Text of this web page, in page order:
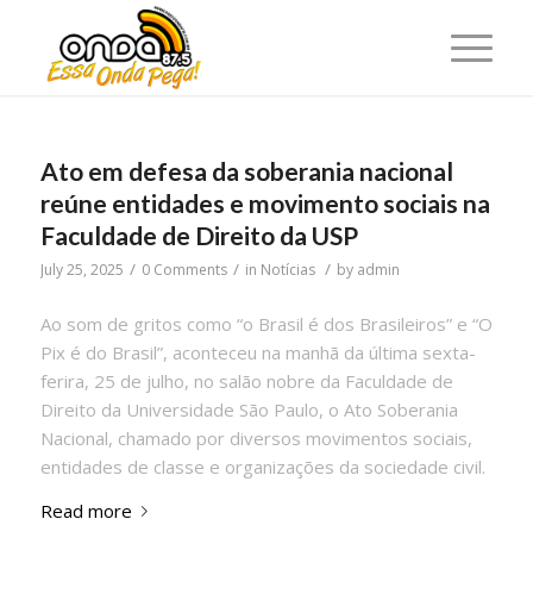
Ato em defesa da soberania nacional
reúne entidades e movimento sociais na
Faculdade de Direito da USP
July 25, 2025 / 0 Comments / in Notícias / by admin
Ao som de gritos como “o Brasil é dos Brasileiros” e “O
Pix é do Brasil”, aconteceu na manhã da última sexta-
ferira, 25 de julho, no salão nobre da Faculdade de
Direito da Universidade São Paulo, o Ato Soberania
Nacional, chamado por diversos movimentos sociais,
entidades de classe e organizações da sociedade civil.
Read more